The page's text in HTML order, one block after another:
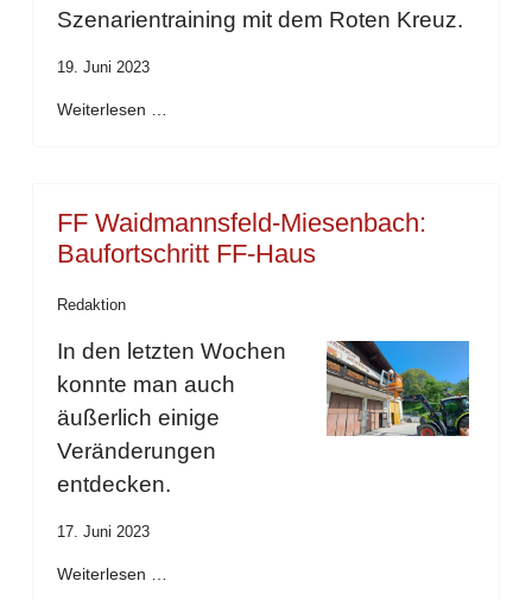
Szenarientraining mit dem Roten Kreuz.
19. Juni 2023
Weiterlesen …
FF Waidmannsfeld-Miesenbach:
Baufortschritt FF-Haus
Redaktion
In den letzten Wochen
konnte man auch
äußerlich einige
Veränderungen
entdecken.
17. Juni 2023
Weiterlesen …